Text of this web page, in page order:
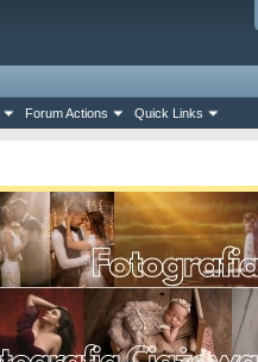
Forum Actions Quick Links